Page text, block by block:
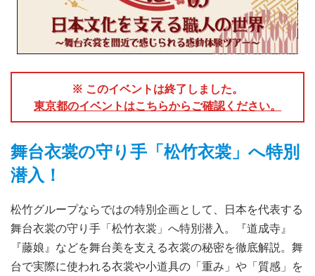
※ このイベントは終了しました。
東京都のイベントはこちらからご確認ください。
舞台衣裳の守り手「松竹衣裳」へ特別
潜入！
松竹グループならではの特別企画として、日本を代表する
舞台衣裳の守り手「松竹衣裳」へ特別潜入。『道成寺』
『藤娘』などを舞台美を支える衣裳の秘密を徹底解説。舞
台で実際に使われる衣裳や小道具の「重み」や「質感」を